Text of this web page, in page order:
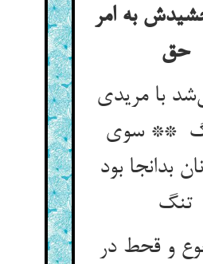
به امر
حق
با مریدی
** سوی
بدانجا بود
و قحط در